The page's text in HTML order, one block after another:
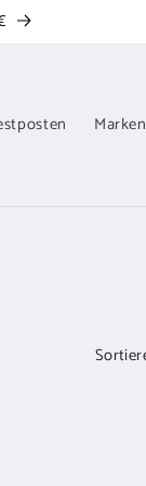
Marken